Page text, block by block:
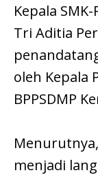
Kepala
Tri Aditia
oleh Kepala
BPPSDMP
menjadi